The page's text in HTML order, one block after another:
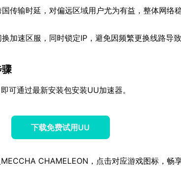
国传输时延，对偏远区域用户尤为有益，整体网络
换加速区服，同时锁定IP，避免因频繁更换线路导
骤
可通过最新安装包安装UU加速器。
下载免费试用UU
CHAMELEON，点击对应游戏图标，畅